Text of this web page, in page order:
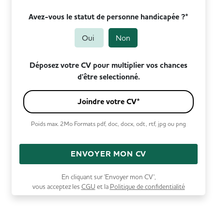
Avez-vous le statut de personne handicapée ?*
Oui Non
Déposez votre CV pour multiplier vos chances
d'être selectionné.
Joindre votre CV*
Poids max. 2Mo Formats pdf, doc, docx, odt, rtf, jpg ou png
ENVOYER MON CV
En cliquant sur 'Envoyer mon CV',
vous acceptez les CGU et la Politique de confidentialité